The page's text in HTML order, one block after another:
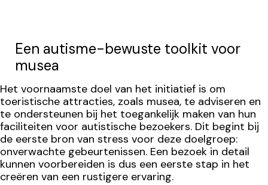
Een autisme-bewuste toolkit voor
musea
Het voornaamste doel van het initiatief is om
toeristische attracties, zoals musea, te adviseren en
te ondersteunen bij het toegankelijk maken van hun
faciliteiten voor autistische bezoekers. Dit begint bij
de eerste bron van stress voor deze doelgroep:
onverwachte gebeurtenissen. Een bezoek in detail
kunnen voorbereiden is dus een eerste stap in het
creëren van een rustigere ervaring.